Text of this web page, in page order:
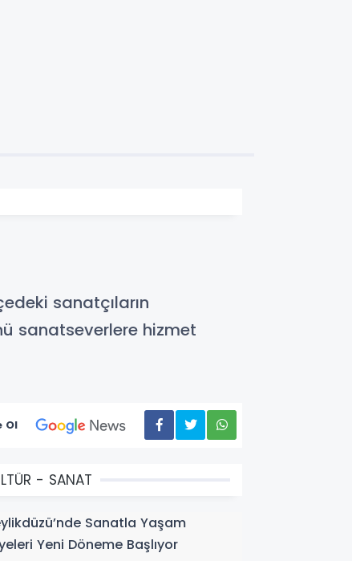
sanatçıların
sanatseverlere hizmet
Ol
- SANAT